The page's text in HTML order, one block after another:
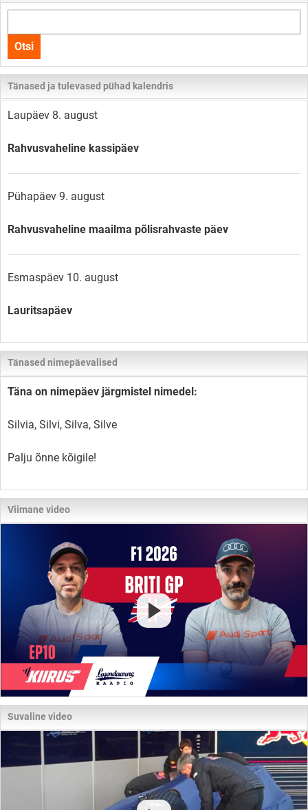
kogu
lehelt
Otsi
Tänased ja tulevased pühad kalendris
Laupäev 8. august
Rahvusvaheline kassipäev
Pühapäev 9. august
Rahvusvaheline maailma põlisrahvaste päev
Esmaspäev 10. august
Lauritsapäev
Tänased nimepäevalised
Täna on nimepäev järgmistel nimedel:
Silvia, Silvi, Silva, Silve
Palju õnne kõigile!
Viimane video
Suvaline video